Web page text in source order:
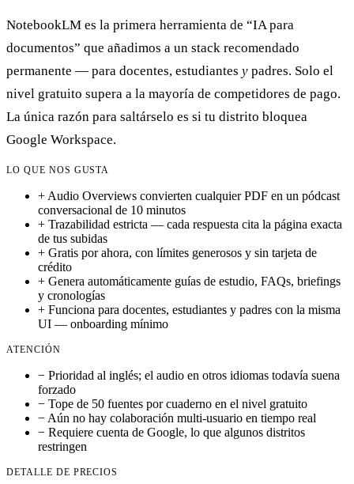
NotebookLM es la primera herramienta de “IA para
documentos” que añadimos a un stack recomendado
permanente — para docentes, estudiantes y padres. Solo el
nivel gratuito supera a la mayoría de competidores de pago.
La única razón para saltárselo es si tu distrito bloquea
Google Workspace.
LO QUE NOS GUSTA
+ Audio Overviews convierten cualquier PDF en un pódcast
conversacional de 10 minutos
+ Trazabilidad estricta — cada respuesta cita la página exacta
de tus subidas
+ Gratis por ahora, con límites generosos y sin tarjeta de
crédito
+ Genera automáticamente guías de estudio, FAQs, briefings
y cronologías
+ Funciona para docentes, estudiantes y padres con la misma
UI — onboarding mínimo
ATENCIÓN
− Prioridad al inglés; el audio en otros idiomas todavía suena
forzado
− Tope de 50 fuentes por cuaderno en el nivel gratuito
− Aún no hay colaboración multi-usuario en tiempo real
− Requiere cuenta de Google, lo que algunos distritos
restringen
DETALLE DE PRECIOS